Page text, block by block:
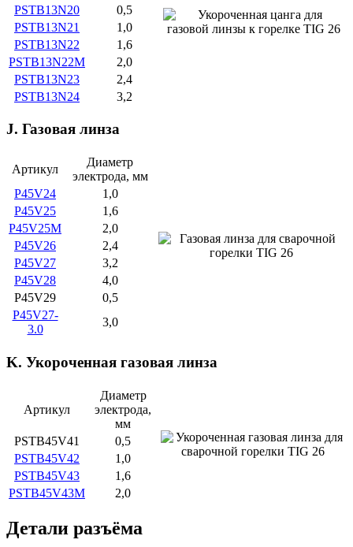
PSTB13N20
0,5
PSTB13N21
1,0
PSTB13N22
1,6
PSTB13N22M
2,0
PSTB13N23
2,4
PSTB13N24
3,2
J. Газовая линза
Артикул
Диаметр
электрода, мм
P45V24
1,0
P45V25
1,6
P45V25M
2,0
P45V26
2,4
P45V27
3,2
P45V28
4,0
P45V29
0,5
P45V27-
3.0
3,0
K. Укороченная газовая линза
Артикул
Диаметр
электрода,
мм
PSTB45V41
0,5
PSTB45V42
1,0
PSTB45V43
1,6
PSTB45V43M
2,0
Детали разъёма